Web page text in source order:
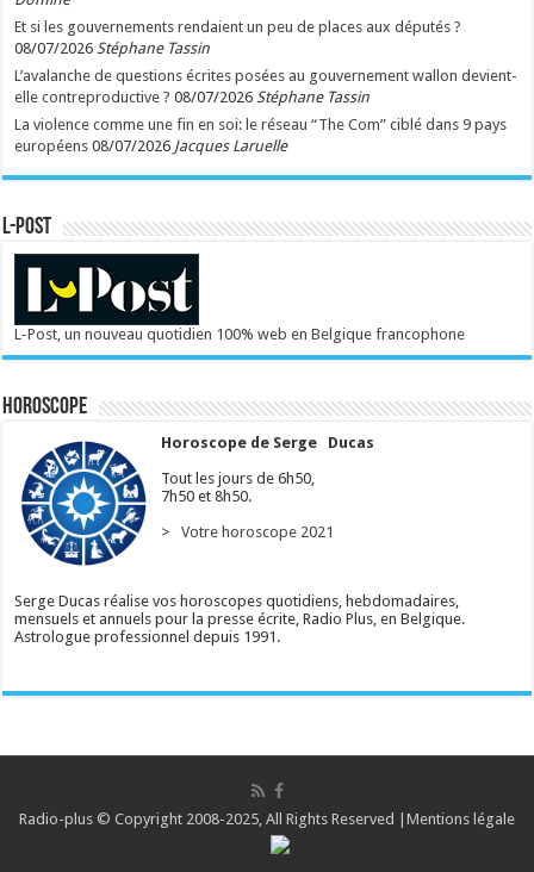
Et si les gouvernements rendaient un peu de places aux députés ?
08/07/2026 Stéphane Tassin
L’avalanche de questions écrites posées au gouvernement wallon devient-
elle contreproductive ? 08/07/2026 Stéphane Tassin
La violence comme une fin en soi: le réseau “The Com” ciblé dans 9 pays
européens 08/07/2026 Jacques Laruelle
L-POST
L-Post, un nouveau quotidien 100% web en Belgique francophone
Horoscope
Horoscope de Serge Ducas
Tout les jours de 6h50,
7h50 et 8h50.
> Votre horoscope 2021
Serge Ducas réalise vos horoscopes quotidiens, hebdomadaires,
mensuels et annuels pour la presse écrite, Radio Plus, en Belgique.
Astrologue professionnel depuis 1991.
Radio-plus © Copyright 2008-2025, All Rights Reserved | Mentions légale